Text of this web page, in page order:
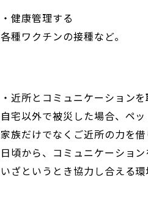
・健康管理する
各種ワクチンの接種など。
・近所とコミュニケーションを
自宅以外で被災した場合、ペ
家族だけでなくご近所の力を借
日頃から、コミュニケーション
いざというとき協力し合える環